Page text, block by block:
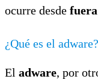
ocurre desde
¿Qué es el adware?
El adware, por